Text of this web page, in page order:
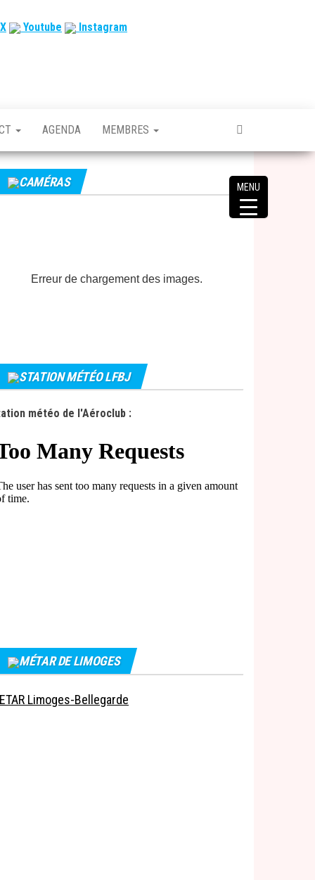
Youtube Instagram
AGENDA MEMBRES
CAMÉRAS
Erreur de chargement des images.
STATION MÉTÉO LFBJ
météo de l'Aéroclub :
MÉTAR DE LIMOGES
Limoges-Bellegarde
MENU